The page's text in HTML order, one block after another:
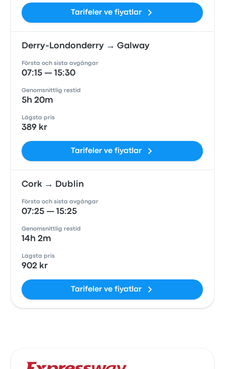
Tarifeler ve fiyatlar
Derry-Londonderry → Galway
Första och sista avgångar
07:15 — 15:30
Genomsnittlig restid
5h 20m
Lägsta pris
389 kr
Tarifeler ve fiyatlar
Cork → Dublin
Första och sista avgångar
07:25 — 15:25
Genomsnittlig restid
14h 2m
Lägsta pris
902 kr
Tarifeler ve fiyatlar